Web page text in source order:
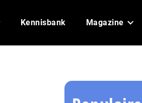
Kennisbank Magazine